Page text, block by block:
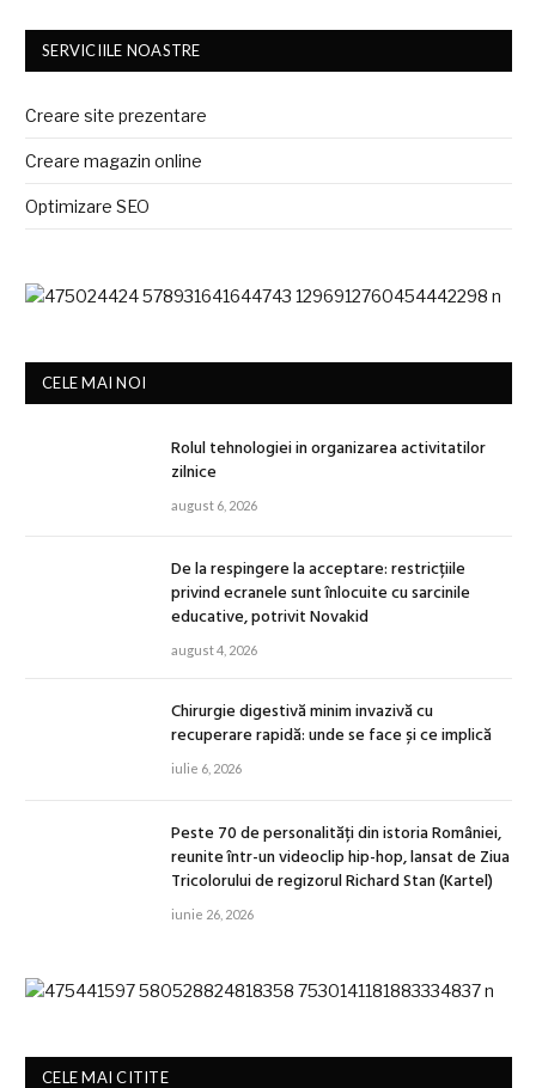
SERVICIILE NOASTRE
Creare site prezentare
Creare magazin online
Optimizare SEO
CELE MAI NOI
Rolul tehnologiei in organizarea activitatilor
zilnice
august 6, 2026
De la respingere la acceptare: restricțiile
privind ecranele sunt înlocuite cu sarcinile
educative, potrivit Novakid
august 4, 2026
Chirurgie digestivă minim invazivă cu
recuperare rapidă: unde se face și ce implică
iulie 6, 2026
Peste 70 de personalități din istoria României,
reunite într-un videoclip hip-hop, lansat de Ziua
Tricolorului de regizorul Richard Stan (Kartel)
iunie 26, 2026
CELE MAI CITITE